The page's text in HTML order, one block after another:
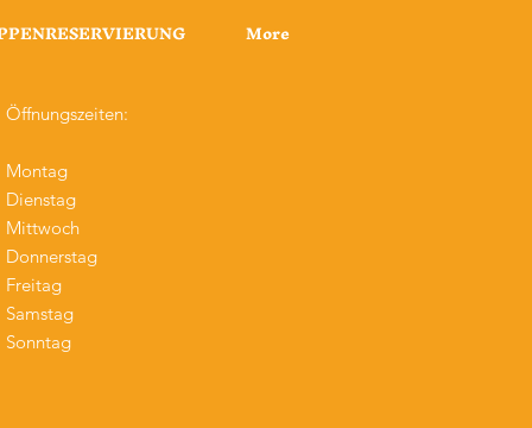
More
Öffnungszeiten:
Montag
Dienstag
Mittwoch
Donnerstag
Freitag
Samstag
Sonntag